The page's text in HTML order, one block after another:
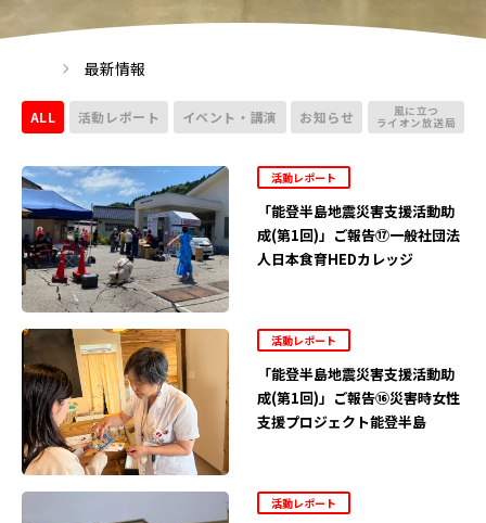
最新情報
ALL 活動レポート イベント・講演 お知らせ 風に立つ
ライオン放送局
活動レポート
「能登半島地震災害支援活動助
成(第1回)」ご報告⑰一般社団法
人日本食育HEDカレッジ
活動レポート
「能登半島地震災害支援活動助
成(第1回)」ご報告⑯災害時女性
支援プロジェクト能登半島
活動レポート